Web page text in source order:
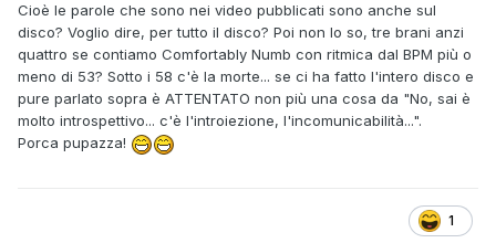
Cioè le parole che sono nei video pubblicati sono anche sul
disco? Voglio dire, per tutto il disco? Poi non lo so, tre brani anzi
quattro se contiamo Comfortably Numb con ritmica dal BPM più o
meno di 53? Sotto i 58 c'è la morte... se ci ha fatto l'intero disco e
pure parlato sopra è ATTENTATO non più una cosa da "No, sai è
molto introspettivo... c'è l'introiezione, l'incomunicabilità...".
Porca pupazza!
1